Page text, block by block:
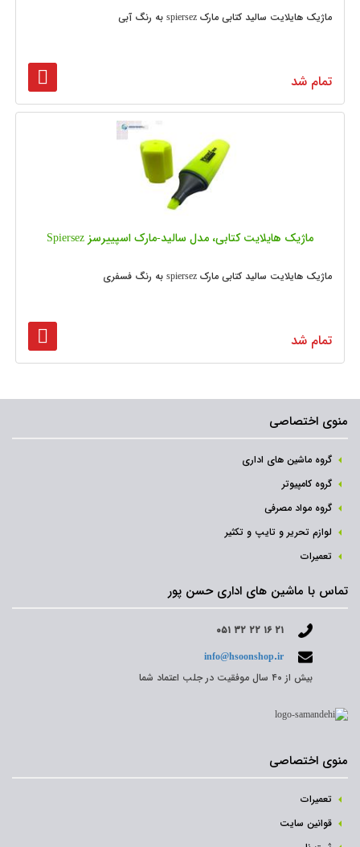
ماژیک هایلایت سالید کتابی مارک spiersez به رنگ آبی
تمام شد
ماژیک هایلایت کتابی، مدل سالید-مارک اسپییرسز Spiersez
ماژیک هایلایت سالید کتابی مارک spiersez به رنگ فسفری
تمام شد
منوی اختصاصی
گروه ماشین های اداری
گروه کامپیوتر
گروه مواد مصرفی
لوازم تحریر و تایپ و تکثیر
تعمیرات
تماس با ماشین های اداری حسن پور
۰۵۱ ۳۲ ۲۲ ۱۶ ۲۱
info@hsoonshop.ir
بیش از ۴۰ سال موفقیت در جلب اعتماد شما
منوی اختصاصی
تعمیرات
قوانین سایت